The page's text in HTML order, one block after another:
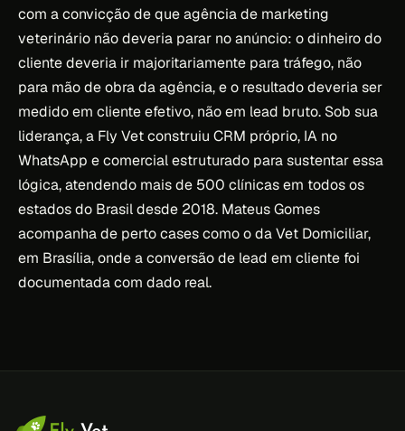
com a convicção de que agência de marketing
veterinário não deveria parar no anúncio: o dinheiro do
cliente deveria ir majoritariamente para tráfego, não
para mão de obra da agência, e o resultado deveria ser
medido em cliente efetivo, não em lead bruto. Sob sua
liderança, a Fly Vet construiu CRM próprio, IA no
WhatsApp e comercial estruturado para sustentar essa
lógica, atendendo mais de 500 clínicas em todos os
estados do Brasil desde 2018. Mateus Gomes
acompanha de perto cases como o da Vet Domiciliar,
em Brasília, onde a conversão de lead em cliente foi
documentada com dado real.